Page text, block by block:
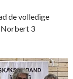
de volledige
Norbert 3